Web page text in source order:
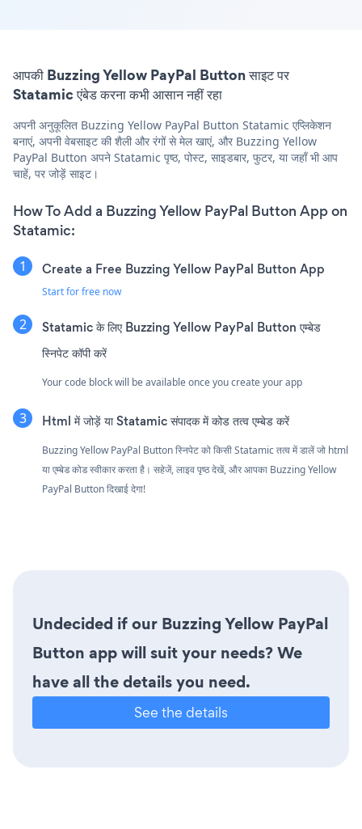
आपकी Buzzing Yellow PayPal Button साइट पर
Statamic एंबेड करना कभी आसान नहीं रहा
अपनी अनुकूलित Buzzing Yellow PayPal Button Statamic एप्लिकेशन
बनाएं, अपनी वेबसाइट की शैली और रंगों से मेल खाएं, और Buzzing Yellow
PayPal Button अपने Statamic पृष्ठ, पोस्ट, साइडबार, फुटर, या जहाँ भी आप
चाहें, पर जोड़ें साइट।
How To Add a Buzzing Yellow PayPal Button App on
Statamic:
Create a Free Buzzing Yellow PayPal Button App
Start for free now
Statamic के लिए Buzzing Yellow PayPal Button एम्बेड
स्निपेट कॉपी करें
Your code block will be available once you create your app
Html में जोड़ें या Statamic संपादक में कोड तत्व एम्बेड करें
Buzzing Yellow PayPal Button स्निपेट को किसी Statamic तत्व में डालें जो html
या एम्बेड कोड स्वीकार करता है। सहेजें, लाइव पृष्ठ देखें, और आपका Buzzing Yellow
PayPal Button दिखाई देगा!
Undecided if our Buzzing Yellow PayPal
Button app will suit your needs? We
have all the details you need.
See the details